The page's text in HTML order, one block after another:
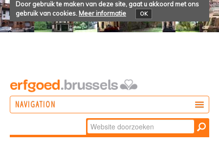
Door gebruik te maken van deze site, gaat u akkoord met ons
gebruik van cookies. Meer informatie OK
NAVIGATION
Zoek
Geavanceerd